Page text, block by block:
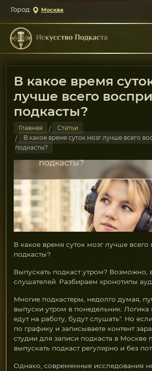
Город: Москва
В какое время
лучше всего
подкасты?
Главная
Статьи
В какое время суток мозг лучше всего
подкасты?
В какое время суток мозг лучше всего
подкасты?
Выпускать подкаст утром? Возможно,
слушателей. Разбираем хронотипы
Многие подкастеры, недолго думая,
выпуски утром в понедельник. Логика
едут на работу, будут слушать". Но
по графику и записываете контент
студии для записи подкаста в Москве
выпускать подкаст регулярно и без
Однако, современные исследования